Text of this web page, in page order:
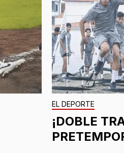
EL DEPORTE
¡DOBLE